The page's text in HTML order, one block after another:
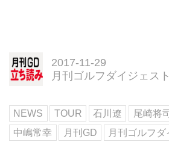
2017-11-29
月刊ゴルフダイジェス
NEWS TOUR 石川遼 尾崎将司
中嶋常幸
月刊GD 月刊ゴルフダ